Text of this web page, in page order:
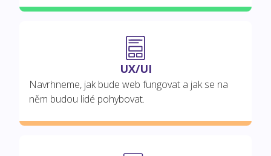
UX/UI
Navrhneme, jak bude web fungovat a jak se na
něm budou lidé pohybovat.